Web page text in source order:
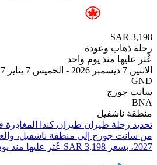
وعودة
منذ يوم واحد